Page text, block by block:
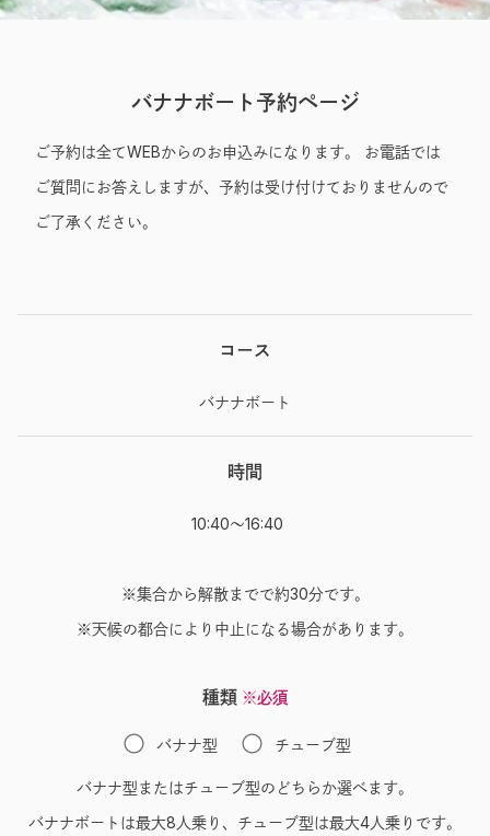
バナナボート予約ページ
ご予約は全てWEBからのお申込みになります。 お電話では
ご質問にお答えしますが、予約は受け付けておりませんので
ご了承ください。
コース
バナナボート
時間
10:40～16:40
※集合から解散までで約30分です。
※天候の都合により中止になる場合があります。
種類 ※必須
バナナ型 チューブ型
バナナ型またはチューブ型のどちらか選べます。
バナナボートは最大8人乗り、チューブ型は最大4人乗りです。